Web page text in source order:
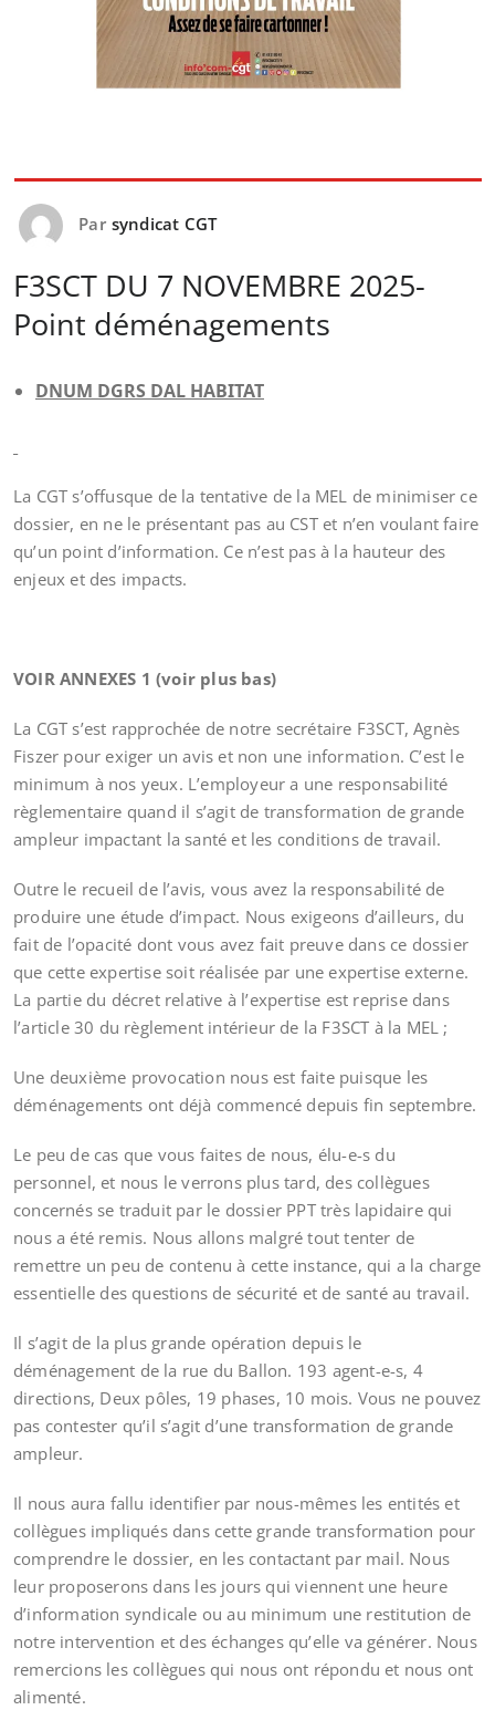
Par syndicat CGT
F3SCT DU 7 NOVEMBRE 2025-
Point déménagements
DNUM DGRS DAL HABITAT
La CGT s’offusque de la tentative de la MEL de minimiser ce
dossier, en ne le présentant pas au CST et n’en voulant faire
qu’un point d’information. Ce n’est pas à la hauteur des
enjeux et des impacts.
VOIR ANNEXES 1 (voir plus bas)
La CGT s’est rapprochée de notre secrétaire F3SCT, Agnès
Fiszer pour exiger un avis et non une information. C’est le
minimum à nos yeux. L’employeur a une responsabilité
règlementaire quand il s’agit de transformation de grande
ampleur impactant la santé et les conditions de travail.
Outre le recueil de l’avis, vous avez la responsabilité de
produire une étude d’impact. Nous exigeons d’ailleurs, du
fait de l’opacité dont vous avez fait preuve dans ce dossier
que cette expertise soit réalisée par une expertise externe.
La partie du décret relative à l’expertise est reprise dans
l’article 30 du règlement intérieur de la F3SCT à la MEL ;
Une deuxième provocation nous est faite puisque les
déménagements ont déjà commencé depuis fin septembre.
Le peu de cas que vous faites de nous, élu-e-s du
personnel, et nous le verrons plus tard, des collègues
concernés se traduit par le dossier PPT très lapidaire qui
nous a été remis. Nous allons malgré tout tenter de
remettre un peu de contenu à cette instance, qui a la charge
essentielle des questions de sécurité et de santé au travail.
Il s’agit de la plus grande opération depuis le
déménagement de la rue du Ballon. 193 agent-e-s, 4
directions, Deux pôles, 19 phases, 10 mois. Vous ne pouvez
pas contester qu’il s’agit d’une transformation de grande
ampleur.
Il nous aura fallu identifier par nous-mêmes les entités et
collègues impliqués dans cette grande transformation pour
comprendre le dossier, en les contactant par mail. Nous
leur proposerons dans les jours qui viennent une heure
d’information syndicale ou au minimum une restitution de
notre intervention et des échanges qu’elle va générer. Nous
remercions les collègues qui nous ont répondu et nous ont
alimenté.